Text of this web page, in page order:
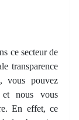
ce secteur de
transparence
vous pouvez
nous vous
En effet, ce